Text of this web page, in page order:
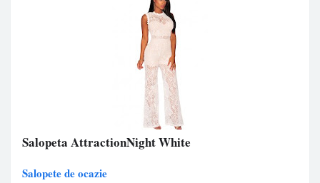
Salopeta AttractionNight White
Salopete de ocazie